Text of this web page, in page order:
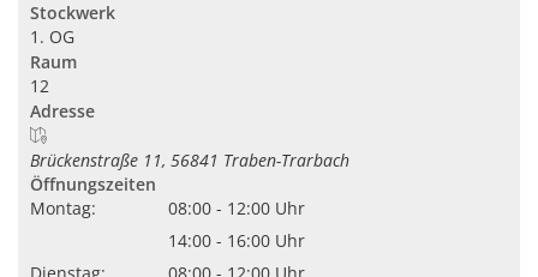
Stockwerk
1. OG
Raum
12
Adresse
Brückenstraße 11, 56841 Traben-Trarbach
Öffnungszeiten
Montag:
08:00 - 12:00 Uhr
14:00 - 16:00 Uhr